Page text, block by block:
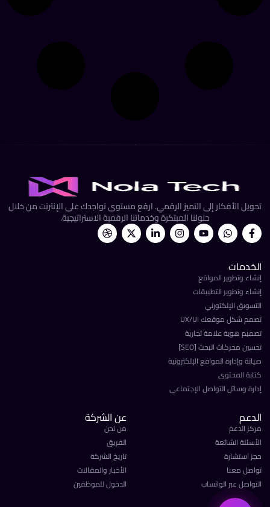
تحويل الأفكار إلى التميز الرقمي. ارفع مستوى تواجدك على الإنترنت من خلال
حلولنا المبتكرة وخدماتنا الرقمية الاستراتيجية.
الخدمات
إنشاء وتطوير المواقع
إنشاء وتطوير التطبيقات
التسويق الإلكتورني
تصمم شكل موقعك UX/UI
تصميم هوية علامة تجارية
تحسين محركات البحث [SEO]
صيانة وإدارة المواقع الإلكترونية
كتابة المحتوى
إدارة وسائل التواصل الإجتماعي
الدعم
مركز الدعم
الأسئلة الشائعة
حجز استشارة
تواصل معنا
التواصل عبر الواتساب
عن الشركة
من نحن
الفريق
تاريخ الشركة
الأخبار والمقالات
الدخول للموظفين
نولا تك
متاحون الآن
عرض رمضان
عروض الـ SEO
تحدث مع فريقنا الآن